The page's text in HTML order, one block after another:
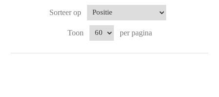
Sorteer op
Toon per pagina